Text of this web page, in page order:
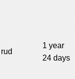
rud
1 year
24 days